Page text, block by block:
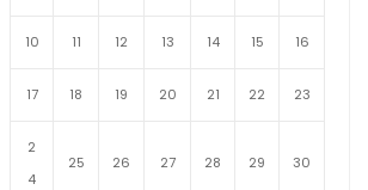
10 11 12 13 14 15 16
17 18 19 20 21 22 23
2
4
25 26 27 28 29 30